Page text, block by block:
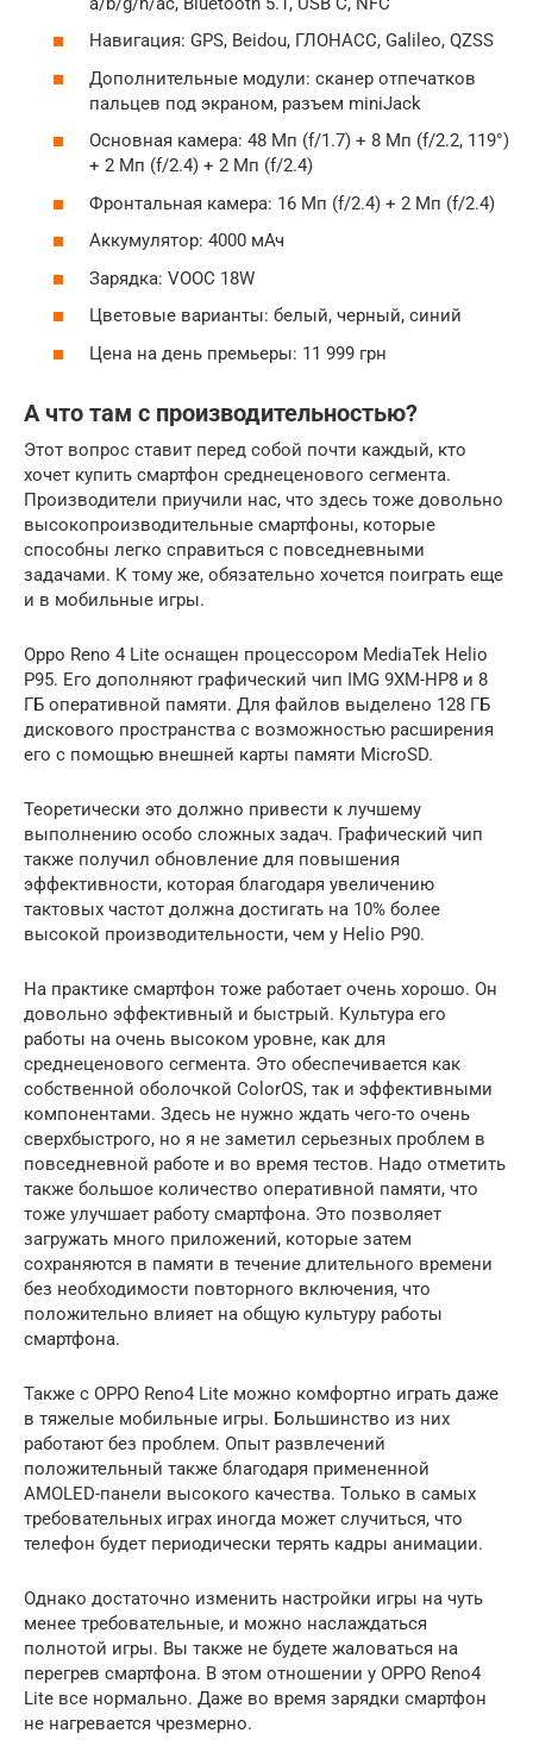
Навигация: GPS, Beidou, ГЛОНАСС, Galileo, QZSS
Дополнительные модули: сканер отпечатков
пальцев под экраном, разъем miniJack
Основная камера: 48 Мп (f/1.7) + 8 Мп (f/2.2, 119°)
+ 2 Мп (f/2.4) + 2 Мп (f/2.4)
Фронтальная камера: 16 Мп (f/2.4) + 2 Мп (f/2.4)
Аккумулятор: 4000 мАч
Зарядка: VOOC 18W
Цветовые варианты: белый, черный, синий
Цена на день премьеры: ​​11 999 грн
А что там с производительностью?
Этот вопрос ставит перед собой почти каждый, кто
хочет купить смартфон среднеценового сегмента.
Производители приучили нас, что здесь тоже довольно
высокопроизводительные смартфоны, которые
способны легко справиться с повседневными
задачами. К тому же, обязательно хочется поиграть еще
и в мобильные игры.
Oppo Reno 4 Lite оснащен процессором MediaTek Helio
P95. Его дополняют графический чип IMG 9XM-HP8 и 8
ГБ оперативной памяти. Для файлов выделено 128 ГБ
дискового пространства с возможностью расширения
его с помощью внешней карты памяти MicroSD.
Теоретически это должно привести к лучшему
выполнению особо сложных задач. Графический чип
также получил обновление для повышения
эффективности, которая благодаря увеличению
тактовых частот должна достигать на 10% более
высокой производительности, чем у Helio P90.
На практике смартфон тоже работает очень хорошо. Он
довольно эффективный и быстрый. Культура его
работы на очень высоком уровне, как для
среднеценового сегмента. Это обеспечивается как
собственной оболочкой ColorOS, так и эффективными
компонентами. Здесь не нужно ждать чего-то очень
сверхбыстрого, но я не заметил серьезных проблем в
повседневной работе и во время тестов. Надо отметить
также большое количество оперативной памяти, что
тоже улучшает работу смартфона. Это позволяет
загружать много приложений, которые затем
сохраняются в памяти в течение длительного времени
без необходимости повторного включения, что
положительно влияет на общую культуру работы
смартфона.
Также с OPPO Reno4 Lite можно комфортно играть даже
в тяжелые мобильные игры. Большинство из них
работают без проблем. Опыт развлечений
положительный также благодаря примененной
AMOLED-панели высокого качества. Только в самых
требовательных играх иногда может случиться, что
телефон будет периодически терять кадры анимации.
Однако достаточно изменить настройки игры на чуть
менее требовательные, и можно наслаждаться
полнотой игры. Вы также не будете жаловаться на
перегрев смартфона. В этом отношении у OPPO Reno4
Lite все нормально. Даже во время зарядки смартфон
не нагревается чрезмерно.